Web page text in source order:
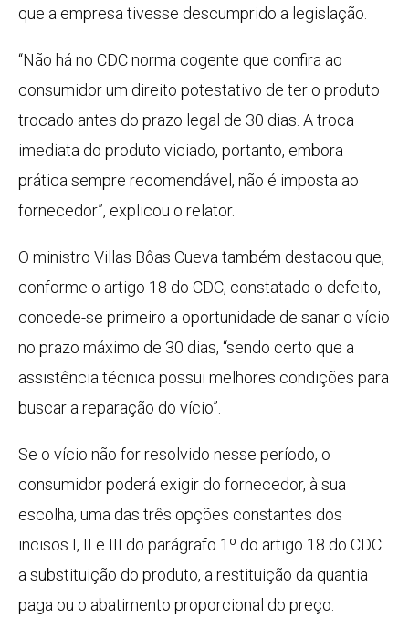
que a empresa tivesse descumprido a legislação.
“Não há no CDC norma cogente que confira ao
consumidor um direito potestativo de ter o produto
trocado antes do prazo legal de 30 dias. A troca
imediata do produto viciado, portanto, embora
prática sempre recomendável, não é imposta ao
fornecedor”, explicou o relator.
O ministro Villas Bôas Cueva também destacou que,
conforme o artigo 18 do CDC, constatado o defeito,
concede-se primeiro a oportunidade de sanar o vício
no prazo máximo de 30 dias, “sendo certo que a
assistência técnica possui melhores condições para
buscar a reparação do vício”.
Se o vício não for resolvido nesse período, o
consumidor poderá exigir do fornecedor, à sua
escolha, uma das três opções constantes dos
incisos I, II e III do parágrafo 1º do artigo 18 do CDC:
a substituição do produto, a restituição da quantia
paga ou o abatimento proporcional do preço.